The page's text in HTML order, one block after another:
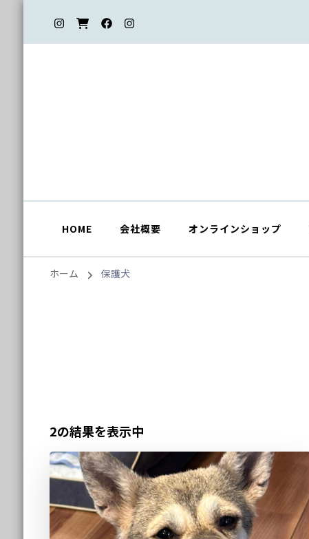
HOME 会社概要 オンラインショップ
ホーム 保護犬
2の結果を表示中